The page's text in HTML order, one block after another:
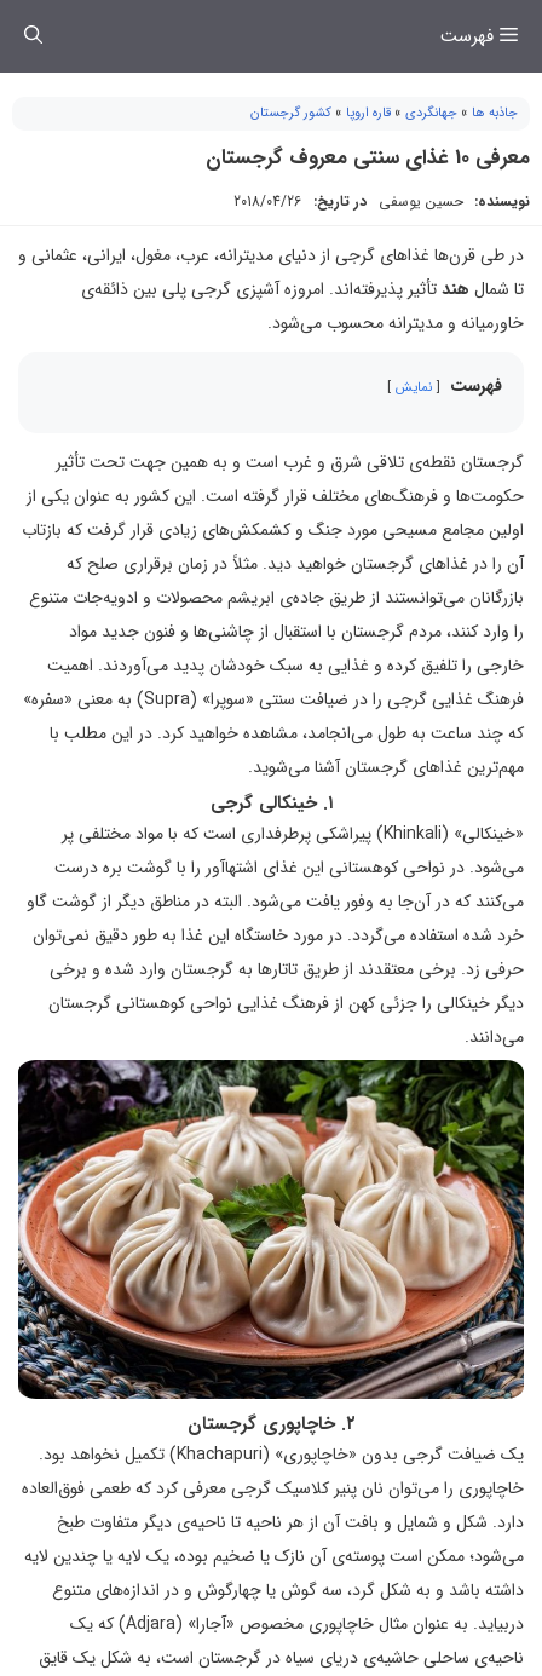
فهرست
جاذبه ها » جهانگردی » قاره اروپا » کشور گرجستان
معرفی 10 غذای سنتی معروف گرجستان
نویسنده: حسین یوسفی در تاریخ: 2018/04/26
در طی قرن‌ها غذاهای گرجی از دنیای مدیترانه‌، عرب، مغول، ایرانی، عثمانی و
تا شمال هندتأثیر پذیرفته‌اند. امروزه آشپزی گرجی پلی بین ذائقه‌ی
خاورمیانه و مدیترانه محسوب می‌شود.
فهرست نمایش
گرجستان نقطه‌ی تلاقی شرق و غرب است و به همین جهت تحت تأثیر
حکومت‌ها و فرهنگ‌های مختلف قرار گرفته است. این کشور به عنوان یکی از
اولین مجامع مسیحی مورد جنگ و کشمکش‌های زیادی قرار گرفت که بازتاب
آن را در غذاهای گرجستان خواهید دید. مثلاً در زمان برقراری صلح که
بازرگانان می‌توانستند از طریق جاده‌ی ابریشم محصولات و ادویه‌جات متنوع
را وارد کنند، مردم گرجستان با استقبال از چاشنی‌ها و فنون جدید مواد
خارجی را تلفیق کرده و غذایی به سبک خودشان پدید می‌آوردند. اهمیت
فرهنگ غذایی گرجی را در ضیافت سنتی «سوپرا» (Supra) به معنی «سفره»
که چند ساعت به طول می‌انجامد، مشاهده خواهید کرد. در این مطلب با
مهم‌ترین غذاهای گرجستان آشنا می‌شوید.
۱. خینکالی گرجی
«خینکالی» (Khinkali) پیراشکی پرطرفداری است که با مواد مختلفی پر
می‌شود. در نواحی کوهستانی این غذای اشتهاآور را با گوشت بره درست
می‌کنند که در آن‌جا به وفور یافت می‌شود. البته در مناطق دیگر از گوشت گاو
خرد شده استفاده می‌گردد. در مورد خاستگاه این غذا به طور دقیق نمی‌توان
حرفی زد. برخی معتقدند از طریق تاتارها به گرجستان وارد شده و برخی
دیگر خینکالی را جزئی کهن از فرهنگ غذایی نواحی کوهستانی گرجستان
می‌دانند.
۲. خاچاپوری گرجستان
یک ضیافت گرجی بدون «خاچاپوری» (Khachapuri) تکمیل نخواهد بود.
خاچاپوری را می‌توان نان پنیر کلاسیک گرجی معرفی کرد که طعمی فوق‌العاده
دارد. شکل و شمایل و بافت آن از هر ناحیه تا ناحیه‌ی دیگر متفاوت طبخ
می‌شود؛ ممکن است پوسته‌ی آن نازک یا ضخیم بوده، یک لایه یا چندین لایه
داشته باشد و به شکل گرد، سه گوش یا چهارگوش و در اندازه‌های متنوع
دربیاید. به عنوان مثال خاچاپوری مخصوص «آجارا» (Adjara) که یک
ناحیه‌ی ساحلی حاشیه‌ی دریای سیاه در گرجستان است، به شکل یک قایق